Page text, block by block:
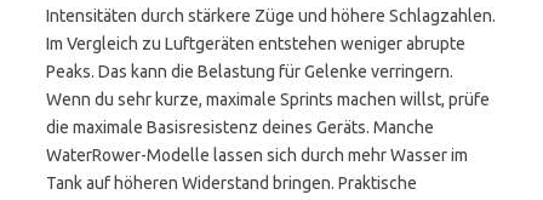
Intensitäten durch stärkere Züge und höhere Schlagzahlen.
Im Vergleich zu Luftgeräten entstehen weniger abrupte
Peaks. Das kann die Belastung für Gelenke verringern.
Wenn du sehr kurze, maximale Sprints machen willst, prüfe
die maximale Basisresistenz deines Geräts. Manche
WaterRower-Modelle lassen sich durch mehr Wasser im
Tank auf höheren Widerstand bringen. Praktische